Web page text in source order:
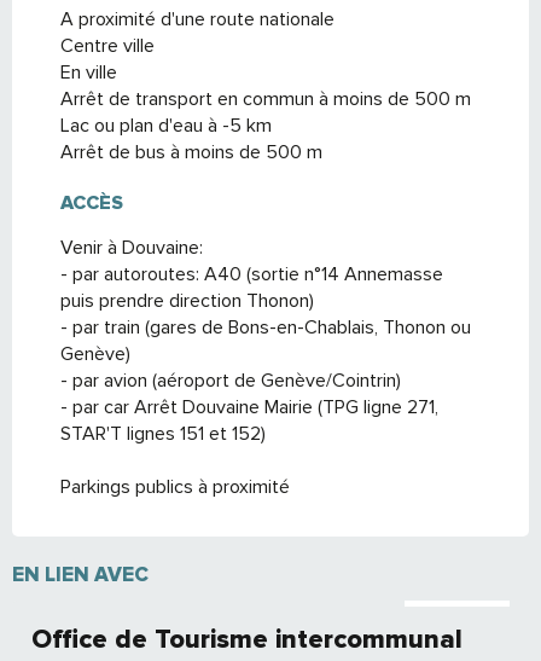
A proximité d'une route nationale
Centre ville
En ville
Arrêt de transport en commun à moins de 500 m
Lac ou plan d'eau à -5 km
Arrêt de bus à moins de 500 m
ACCÈS
ACCÈS
Venir à Douvaine:
- par autoroutes: A40 (sortie n°14 Annemasse
puis prendre direction Thonon)
- par train (gares de Bons-en-Chablais, Thonon ou
Genève)
- par avion (aéroport de Genève/Cointrin)
- par car Arrêt Douvaine Mairie (TPG ligne 271,
STAR'T lignes 151 et 152)
Parkings publics à proximité
EN LIEN AVEC
Office de Tourisme intercommunal